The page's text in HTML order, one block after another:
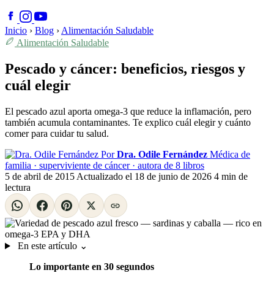
Inicio › Blog › Alimentación Saludable
Alimentación Saludable
Pescado y cáncer: beneficios, riesgos y
cuál elegir
El pescado azul aporta omega-3 que reduce la inflamación, pero
también acumula contaminantes. Te explico cuál elegir y cuánto
comer para cuidar tu salud.
Por Dra. Odile Fernández Médica de
familia · superviviente de cáncer · autora de 8 libros
5 de abril de 2015 Actualizado el 18 de junio de 2026 4 min de
lectura
En este artículo ⌄
Lo importante en 30 segundos